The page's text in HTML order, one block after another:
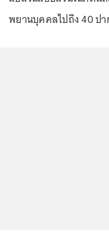
พยานบุคคลไปถึง 40 ป